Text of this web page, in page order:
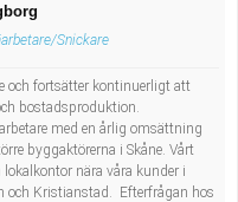
Snickare
och fortsätter kontinuerligt att
bostadsproduktion.
med en årlig omsättning
byggaktörerna i Skåne. Vårt
nära våra kunder i
och Kristianstad. Efterfrågan hos